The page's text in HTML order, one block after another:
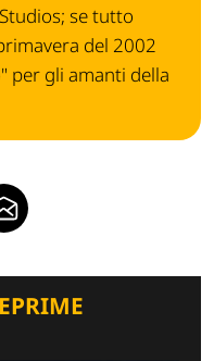
se tutto
del 2002
per gli amanti della